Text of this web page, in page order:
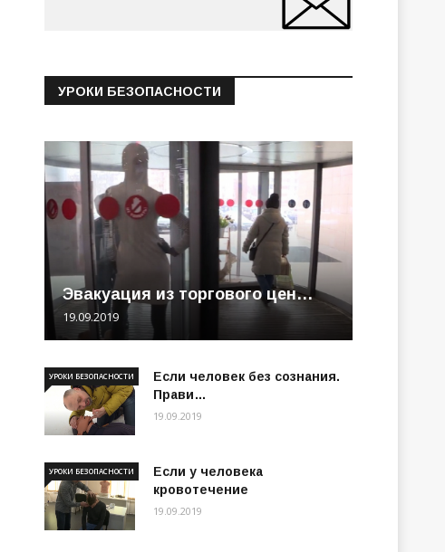
УРОКИ БЕЗОПАСНОСТИ
Эвакуация из торгового цен…
19.09.2019
Если человек без сознания.
Прави…
УРОКИ БЕЗОПАСНОСТИ
19.09.2019
Если у человека
кровотечение
УРОКИ БЕЗОПАСНОСТИ
19.09.2019